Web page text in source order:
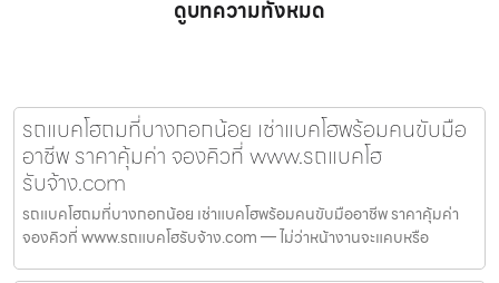
ดูบทความทั้งหมด
รถแบคโฮถมที่บางกอกน้อย เช่าแบคโฮพร้อมคนขับมือ
อาชีพ ราคาคุ้มค่า จองคิวที่ www.รถแบคโฮ
รับจ้าง.com
รถแบคโฮถมที่บางกอกน้อย เช่าแบคโฮพร้อมคนขับมืออาชีพ ราคาคุ้มค่า
จองคิวที่ www.รถแบคโฮรับจ้าง.com — ไม่ว่าหน้างานจะแคบหรือ